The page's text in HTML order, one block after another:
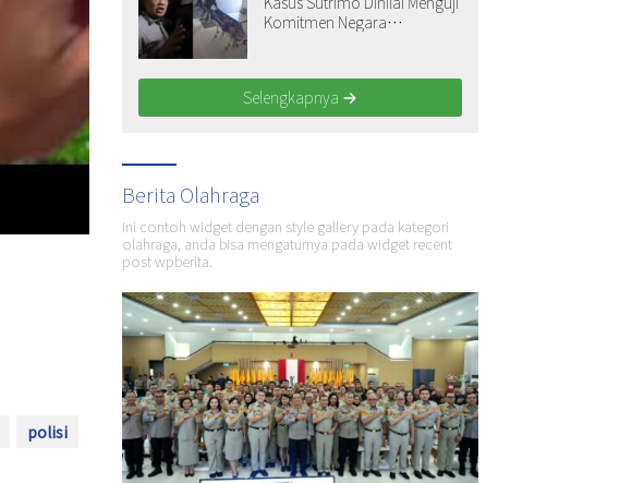
polisi
Komitmen Negara
Selengkapnya
Berita Olahraga
Ini contoh widget dengan style gallery pada kategori
olahraga, anda bisa mengaturnya pada widget recent
post wpberita.